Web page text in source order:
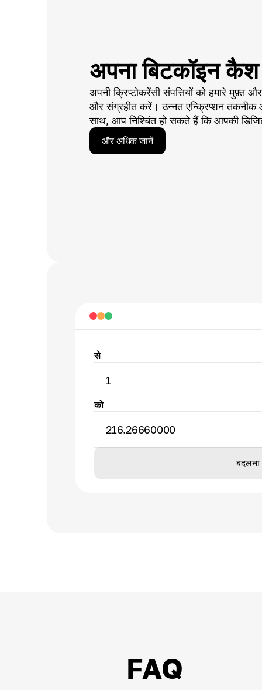
अपना बिटकॉइन
अपनी क्रिप्टोकरेंसी संपत्तियों को हमारे मुफ़्त
और संग्रहीत करें। उन्नत एन्क्रिप्शन तकनीक
साथ, आप निश्चिंत हो सकते हैं कि आपकी
और अधिक जानें
से
1
को
216.26660000
बदलना
FAQ